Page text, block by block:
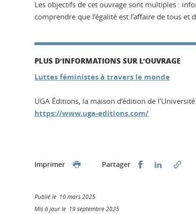
Les objectifs de cet ouvrage sont multiples :
comprendre que l’égalité est l’affaire de tous et
PLUS D’INFORMATIONS SUR L’OUVRAGE
Luttes féministes à travers le monde
UGA Éditions, la maison d’édition de
https://www.uga-editions.com/
Imprimer Partager Partager sur
Publié le 10 mars 2025
Mis à jour le 19 septembre 2025